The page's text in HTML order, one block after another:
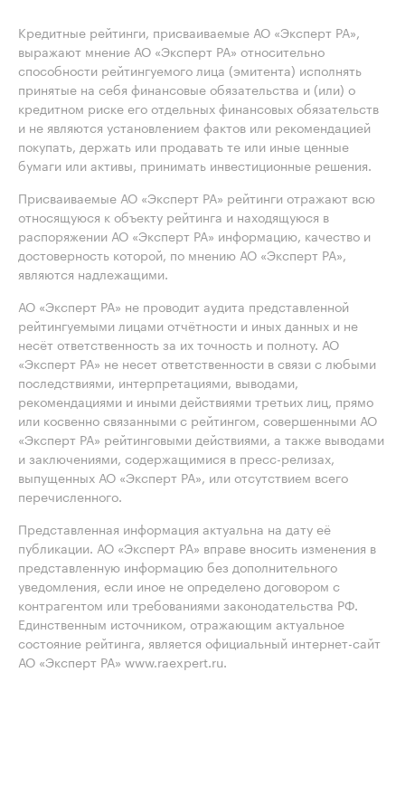
Кредитные рейтинги, присваиваемые АО «Эксперт РА»,
выражают мнение АО «Эксперт РА» относительно
способности рейтингуемого лица (эмитента) исполнять
принятые на себя финансовые обязательства и (или) о
кредитном риске его отдельных финансовых обязательств
и не являются установлением фактов или рекомендацией
покупать, держать или продавать те или иные ценные
бумаги или активы, принимать инвестиционные решения.
Присваиваемые АО «Эксперт РА» рейтинги отражают всю
относящуюся к объекту рейтинга и находящуюся в
распоряжении АО «Эксперт РА» информацию, качество и
достоверность которой, по мнению АО «Эксперт РА»,
являются надлежащими.
АО «Эксперт РА» не проводит аудита представленной
рейтингуемыми лицами отчётности и иных данных и не
несёт ответственность за их точность и полноту. АО
«Эксперт РА» не несет ответственности в связи с любыми
последствиями, интерпретациями, выводами,
рекомендациями и иными действиями третьих лиц, прямо
или косвенно связанными с рейтингом, совершенными АО
«Эксперт РА» рейтинговыми действиями, а также выводами
и заключениями, содержащимися в пресс-релизах,
выпущенных АО «Эксперт РА», или отсутствием всего
перечисленного.
Представленная информация актуальна на дату её
публикации. АО «Эксперт РА» вправе вносить изменения в
представленную информацию без дополнительного
уведомления, если иное не определено договором с
контрагентом или требованиями законодательства РФ.
Единственным источником, отражающим актуальное
состояние рейтинга, является официальный интернет-сайт
АО «Эксперт РА» www.raexpert.ru.